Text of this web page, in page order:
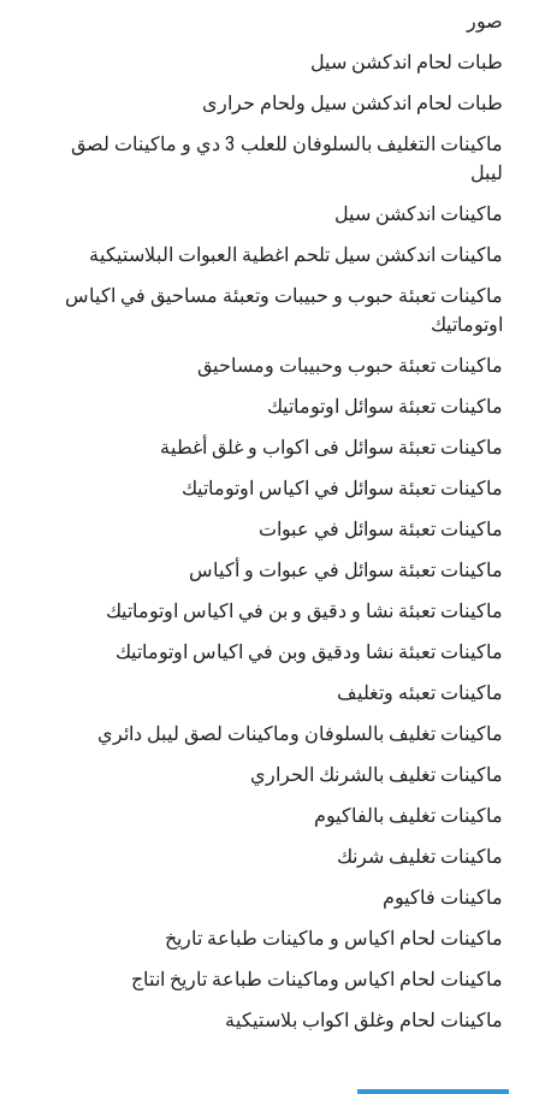
صور
طبات لحام اندكشن سيل
طبات لحام اندكشن سيل ولحام حرارى
ماكينات التغليف بالسلوفان للعلب 3 دي و ماكينات لصق
ليبل
ماكينات اندكشن سيل
ماكينات اندكشن سيل تلحم اغطية العبوات البلاستيكية
ماكينات تعبئة حبوب و حبيبات وتعبئة مساحيق في اكياس
اوتوماتيك
ماكينات تعبئة حبوب وحبيبات ومساحيق
ماكينات تعبئة سوائل اوتوماتيك
ماكينات تعبئة سوائل فى اكواب و غلق أغطية
ماكينات تعبئة سوائل في اكياس اوتوماتيك
ماكينات تعبئة سوائل في عبوات
ماكينات تعبئة سوائل في عبوات و أكياس
ماكينات تعبئة نشا و دقيق و بن في اكياس اوتوماتيك
ماكينات تعبئة نشا ودقيق وبن في اكياس اوتوماتيك
ماكينات تعبئه وتغليف
ماكينات تغليف بالسلوفان وماكينات لصق ليبل دائري
ماكينات تغليف بالشرنك الحراري
ماكينات تغليف بالفاكيوم
ماكينات تغليف شرنك
ماكينات فاكيوم
ماكينات لحام اكياس و ماكينات طباعة تاريخ
ماكينات لحام اكياس وماكينات طباعة تاريخ انتاج
ماكينات لحام وغلق اكواب بلاستيكية